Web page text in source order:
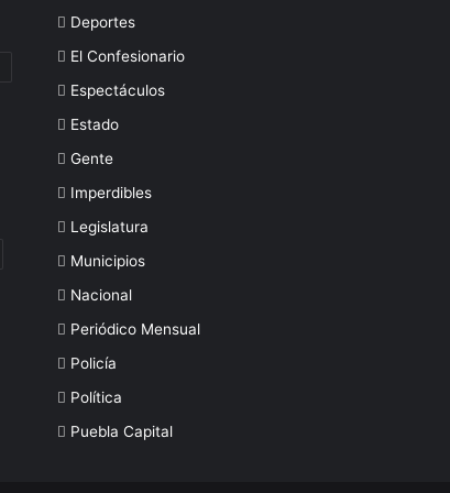
Deportes
El Confesionario
Espectáculos
Estado
Gente
Imperdibles
Legislatura
Municipios
Nacional
Periódico Mensual
Policía
Política
Puebla Capital